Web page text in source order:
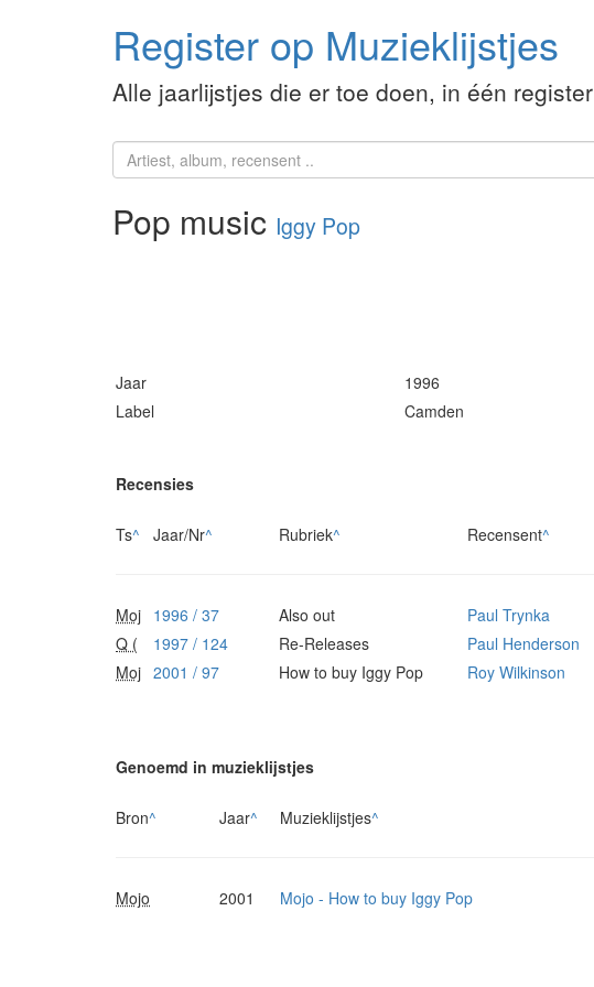
Register op Muzieklijstjes
Alle jaarlijstjes die er toe doen, in één register
Pop music Iggy Pop
Jaar
1996
Label
Camden
Recensies
Ts^ Jaar/Nr^ Rubriek^ Recensent^
Moj 1996 / 37 Also out
Paul Trynka
Q (
1997 / 124 Re-Releases Paul Henderson
Moj 2001 / 97 How to buy Iggy Pop Roy Wilkinson
Genoemd in muzieklijstjes
Bron^ Jaar^ Muzieklijstjes^
Mojo 2001 Mojo - How to buy Iggy Pop